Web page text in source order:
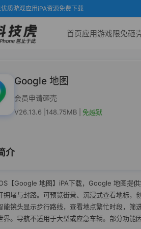
质游戏应用iPA资源免费下载
首页应用游戏限免砸
Google 地图
会员申请砸壳
V26.13.6 | 148.75MB | 免越狱
介
【Google 地图】iPA下载，Google 地图提
拥堵与封路。可预览街景、沉浸式查看地标，
能镜头显示步行路线，查看地点繁忙时段，
界。导航不适用于大型或应急车辆。部分功能